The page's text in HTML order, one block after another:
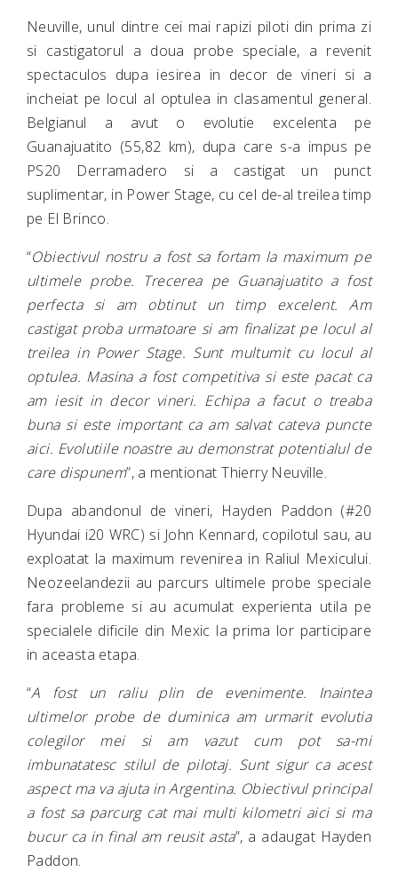
Neuville, unul dintre cei mai rapizi piloti din prima zi
si castigatorul a doua probe speciale, a revenit
spectaculos dupa iesirea in decor de vineri si a
incheiat pe locul al optulea in clasamentul general.
Belgianul a avut o evolutie excelenta pe
Guanajuatito (55,82 km), dupa care s-a impus pe
PS20 Derramadero si a castigat un punct
suplimentar, in Power Stage, cu cel de-al treilea timp
pe El Brinco.
“Obiectivul nostru a fost sa fortam la maximum pe
ultimele probe. Trecerea pe Guanajuatito a fost
perfecta si am obtinut un timp excelent. Am
castigat proba urmatoare si am finalizat pe locul al
treilea in Power Stage. Sunt multumit cu locul al
optulea. Masina a fost competitiva si este pacat ca
am iesit in decor vineri. Echipa a facut o treaba
buna si este important ca am salvat cateva puncte
aici. Evolutiile noastre au demonstrat potentialul de
care dispunem”, a mentionat Thierry Neuville.
Dupa abandonul de vineri, Hayden Paddon (#20
Hyundai i20 WRC) si John Kennard, copilotul sau, au
exploatat la maximum revenirea in Raliul Mexicului.
Neozeelandezii au parcurs ultimele probe speciale
fara probleme si au acumulat experienta utila pe
specialele dificile din Mexic la prima lor participare
in aceasta etapa.
“A fost un raliu plin de evenimente. Inaintea
ultimelor probe de duminica am urmarit evolutia
colegilor mei si am vazut cum pot sa-mi
imbunatatesc stilul de pilotaj. Sunt sigur ca acest
aspect ma va ajuta in Argentina. Obiectivul principal
a fost sa parcurg cat mai multi kilometri aici si ma
bucur ca in final am reusit asta”, a adaugat Hayden
Paddon.